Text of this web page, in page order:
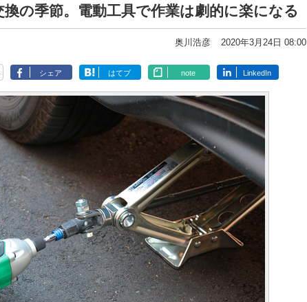
の季節。電動工具で作業は劇的に楽になる
奥川浩彦 2020年3月24日 08:00
シェア はてブ note LinkedIn